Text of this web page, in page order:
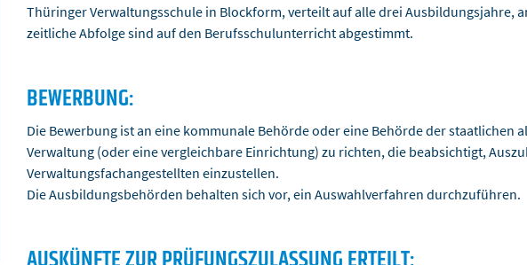
Thüringer Verwaltungsschule in Blockform, verteilt auf alle drei Ausbildungsjahre,
zeitliche Abfolge sind auf den Berufsschulunterricht abgestimmt.
BEWERBUNG:
Die Bewerbung ist an eine kommunale Behörde oder eine Behörde der staatlichen
Verwaltung (oder eine vergleichbare Einrichtung) zu richten, die beabsichtigt,
Verwaltungsfachangestellten einzustellen.
Die Ausbildungsbehörden behalten sich vor, ein Auswahlverfahren durchzuführen.